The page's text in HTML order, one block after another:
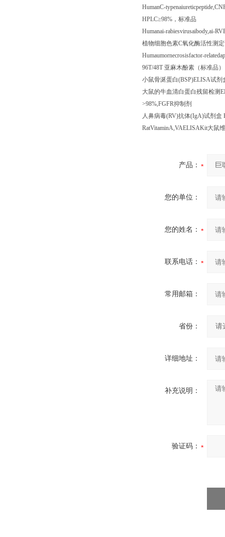
HumanC-
HPLC≥98% ，标准品
Humanai-rabiesvirusaibody,ai-
植物细胞色素C氧化酶活性测
Humaumornecrosisfactor-
96T/48T 亚麻木酚素（标准品）
小鼠骨涎蛋白(BSP)ELISA试剂
大鼠的牛血清白蛋白残留检测
>98%,FGFR抑制剂
人鼻病毒(RV)抗体(IgA)试剂盒
RatVitaminA,VAELISAKit大鼠
产品：
您的单位：
您的姓名：
联系电话：
常用邮箱：
省份：
详细地址：
补充说明：
验证码：